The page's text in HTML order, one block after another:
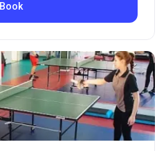
ждем вас.
Book